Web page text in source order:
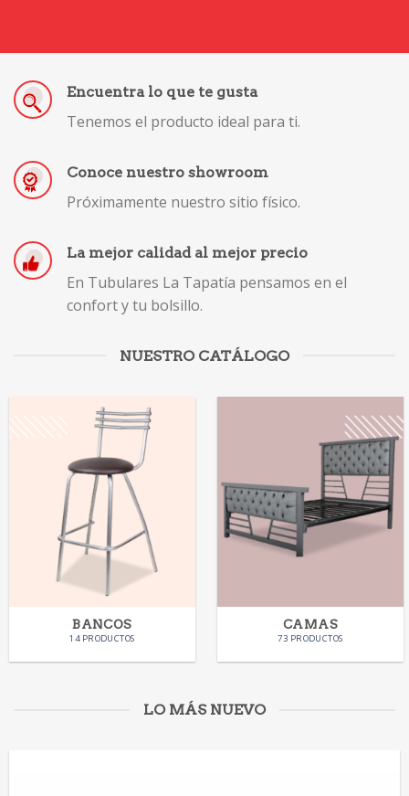
Encuentra lo que te gusta
Tenemos el producto ideal para ti.
Conoce nuestro showroom
Próximamente nuestro sitio físico.
La mejor calidad al mejor precio
En Tubulares La Tapatía pensamos en el
confort y tu bolsillo.
NUESTRO CATÁLOGO
BANCOS
14 PRODUCTOS
CAMAS
73 PRODUCTOS
LO MÁS NUEVO